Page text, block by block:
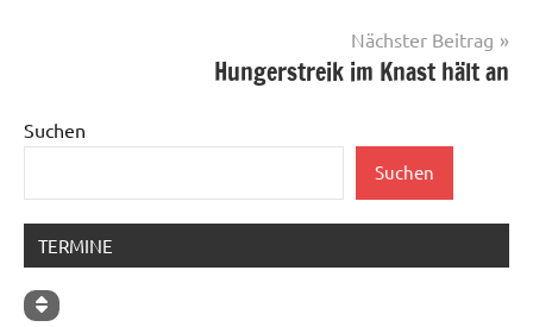
Nächster Beitrag
Hungerstreik im Knast hält an
Suchen
Suchen
TERMINE